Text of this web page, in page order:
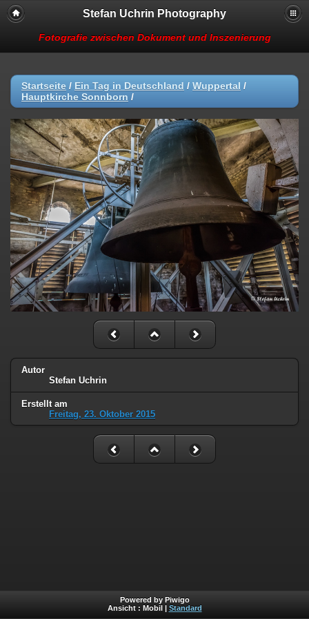
Stefan Uchrin Photography
Fotografie zwischen Dokument und Inszenierung
Startseite / Ein Tag in Deutschland / Wuppertal /
Hauptkirche Sonnborn /
Autor
Stefan Uchrin
Erstellt am
Freitag, 23. Oktober 2015
Powered by Piwigo
Ansicht : Mobil Standard